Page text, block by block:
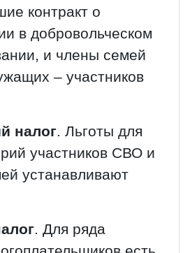
контракт о
в добровольческом
и члены семей
– участников
налог. Льготы для
участников СВО и
устанавливают
. Для ряда